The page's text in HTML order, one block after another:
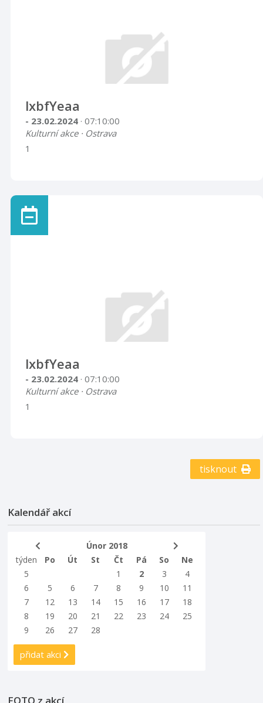
lxbfYeaa
- 23.02.2024 · 07:10:00
Kulturní akce · Ostrava
1
lxbfYeaa
- 23.02.2024 · 07:10:00
Kulturní akce · Ostrava
1
tisknout
Kalendář akcí
Únor 2018
týden
Po Út St Čt Pá So
Ne
5
1 2 3
4
6
5 6 7 8 9 10
11
7
12 13 14 15 16 17
18
8
19 20 21 22 23 24
25
9
26 27 28
přidat akci